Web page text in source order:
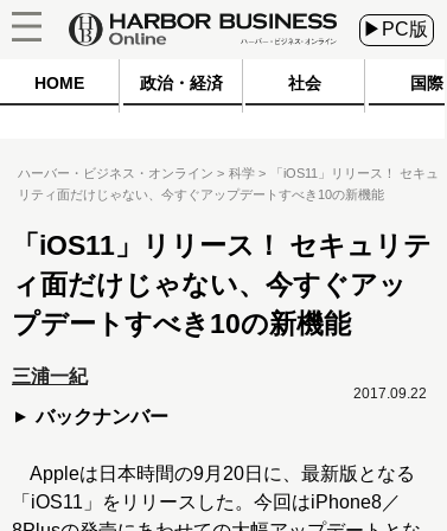
▶PC版
HOME 政治・経済 社会 国際
ハーバー・ビジネス・オンライン 科学
「iOS11」リリース！ セキュ
リティ面だけじゃない、今すぐアップデートすべき10の新機能
「iOS11」リリース！ セキュリテ
ィ面だけじゃない、今すぐアッ
プデートすべき10の新機能
三浦一紀
バックナンバー
2017.09.22
Appleは日本時間の9月20日に、最新版となる
「iOS11」をリリースした。今回はiPhone8／